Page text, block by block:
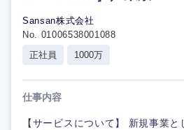
Sansan株式会社
No. 01006538001088
正社員
1000万
仕事内容
【サービスについて】 新規事業と